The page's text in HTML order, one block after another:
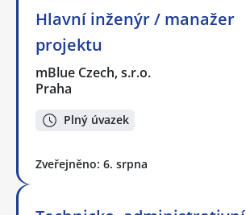
Hlavní inženýr / manažer
projektu
mBlue Czech, s.r.o.
Praha
Plný úvazek
Zveřejněno: 6. srpna